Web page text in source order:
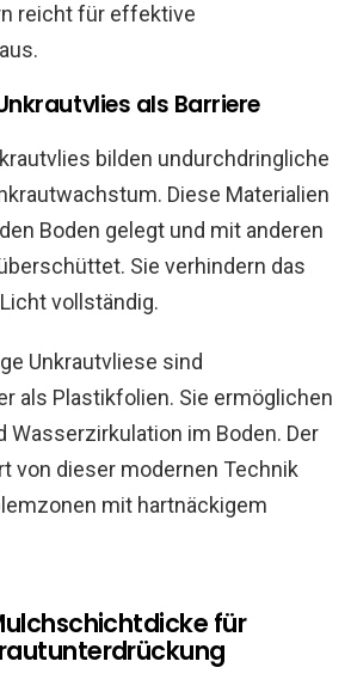
reicht für effektive
als Barriere
bilden undurchdringliche
Diese Materialien
Boden gelegt und mit anderen
Sie verhindern das
vollständig.
Unkrautvliese sind
als Plastikfolien. Sie ermöglichen
Wasserzirkulation im Boden. Der
von dieser modernen Technik
mit hartnäckigem
für